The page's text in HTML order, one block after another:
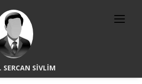
SİVLİM